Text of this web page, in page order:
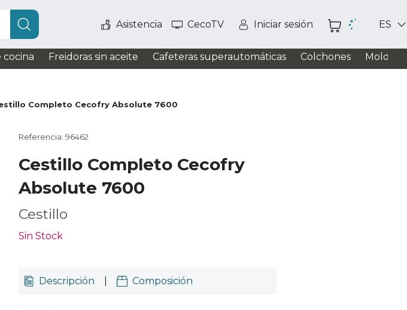
Asistencia CecoTV Iniciar sesión ES
cocina Freidoras sin aceite Cafeteras superautomáticas Colchones
Completo Cecofry Absolute 7600
Referencia: 96462
Cestillo Completo Cecofry
Absolute 7600
Cestillo
Sin Stock
Descripción Composición